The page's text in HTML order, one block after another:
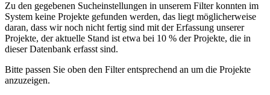
Zu den gegebenen Sucheinstellungen in unserem Filter konnten im
System keine Projekte gefunden werden, das liegt möglicherweise
daran, dass wir noch nicht fertig sind mit der Erfassung unserer
Projekte, der aktuelle Stand ist etwa bei 10 % der Projekte, die in
dieser Datenbank erfasst sind.
Bitte passen Sie oben den Filter entsprechend an um die Projekte
anzuzeigen.